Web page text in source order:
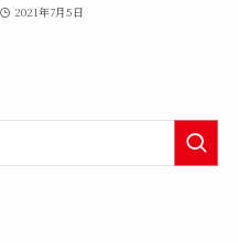
2021年7月5日